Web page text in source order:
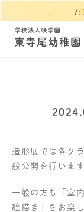
造形展では各ク
般公開を行います
一般の方も「室
絵描き」をお楽